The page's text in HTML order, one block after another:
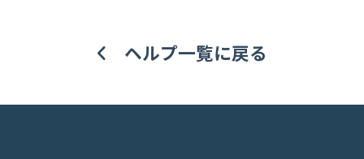
ヘルプ一覧に戻る